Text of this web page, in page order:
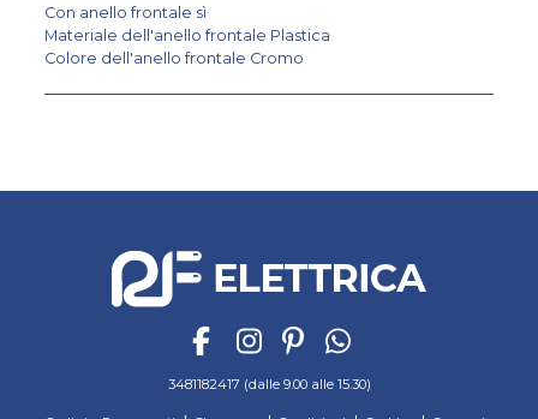
Con anello frontale sì
Materiale dell'anello frontale Plastica
Colore dell'anello frontale Cromo
3481182417 (dalle 9.00 alle 15.30)